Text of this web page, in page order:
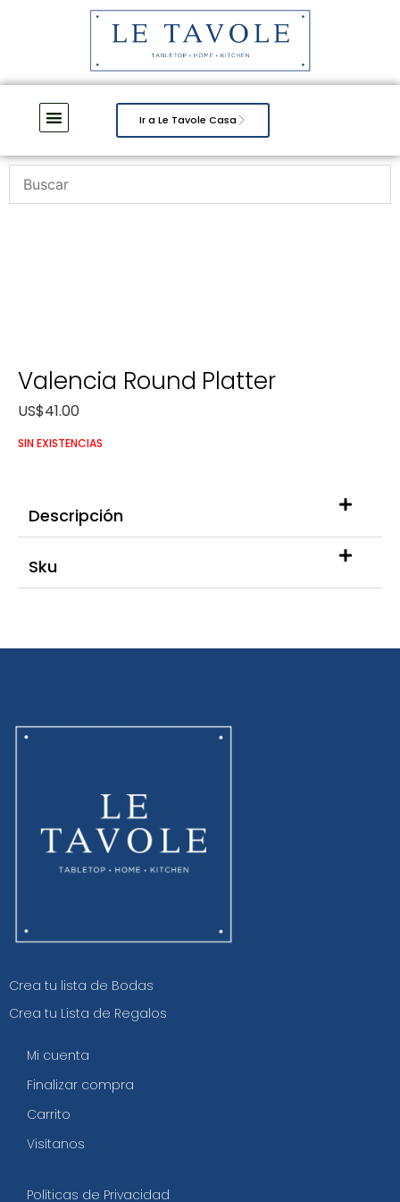
Ir a Le Tavole Casa
Valencia Round Platter
US$41.00
SIN EXISTENCIAS
Descripción
Sku
Crea tu lista de Bodas
Crea tu Lista de Regalos
Mi cuenta
Finalizar compra
Carrito
Visítanos
Políticas de Privacidad